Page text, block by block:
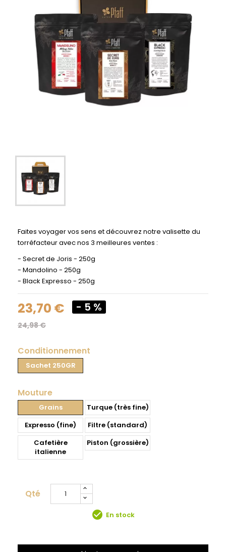
Faites voyager vos sens et découvrez notre valisette du
torréfacteur avec nos 3 meilleures ventes :
- Secret de Joris - 250g
- Mandolino - 250g
- Black Expresso - 250g
23,70 € - 5 %
24,98 €
Conditionnement
Sachet 250GR
Mouture
Grains
Turque (très fine)
Expresso (fine)
Filtre (standard)
Cafetière
italienne
Piston (grossière)
Qté
check_circle En stock